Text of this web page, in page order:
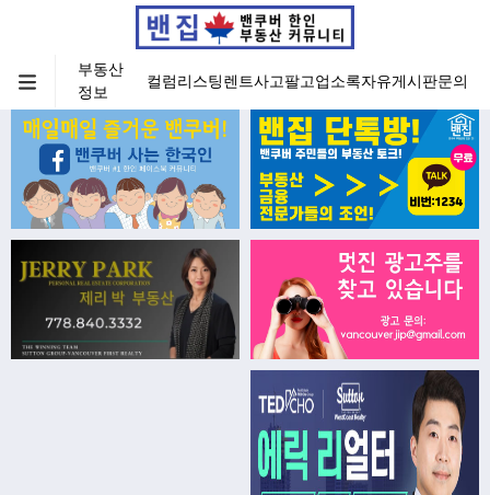
부동산
정보
컬럼리스팅렌트사고팔고업소록자유게시판문의